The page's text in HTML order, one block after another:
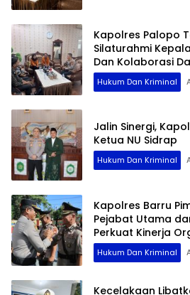
Kapolres Palopo
Silaturahmi
Dan Kolaborasi
Hukum Dan Kriminal
Jalin Sinergi,
Ketua NU Sidrap
Hukum Dan Kriminal
Kapolres Barru
Pejabat Utama
Perkuat Kinerja
Hukum Dan Kriminal
Kecelakaan